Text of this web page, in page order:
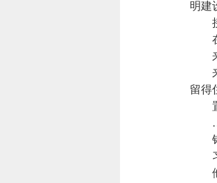
明建
接
在
来
来
留得
置
铭
习
他